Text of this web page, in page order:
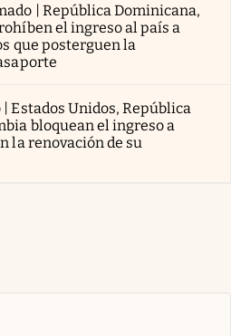
| República Dominicana,
el ingreso al país a
que posterguen la
Estados Unidos, República
bloquean el ingreso a
la renovación de su